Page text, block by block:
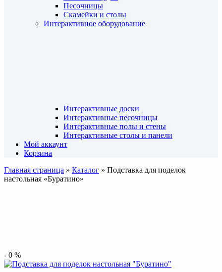
Песочницы
Скамейки и столы
Интерактивное оборудование
Интерактивные доски
Интерактивные песочницы
Интерактивные полы и стены
Интерактивные столы и панели
Мой аккаунт
Корзина
Главная страница » Каталог » Подставка для поделок
настольная «Буратино»
- 0 %